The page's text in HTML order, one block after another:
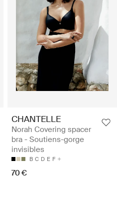
CHANTELLE
Norah Covering spacer
bra - Soutiens-gorge
invisibles
B C D E F
70 €